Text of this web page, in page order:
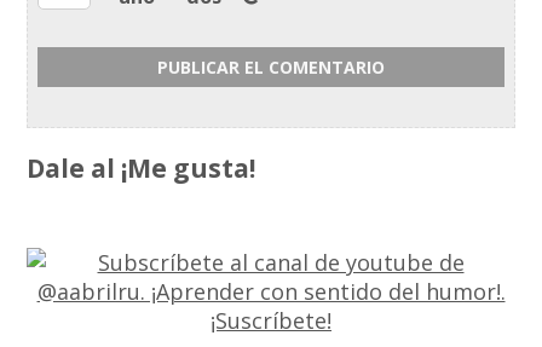
Dale al ¡Me gusta!